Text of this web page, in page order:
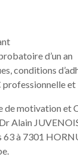
d’un an
conditions
professionnelle et
de motivation et
Alain
à 7301